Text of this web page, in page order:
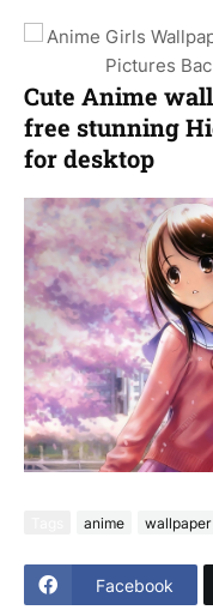
Cute Anime
free stunning
for desktop
anime wallpaper
Facebook